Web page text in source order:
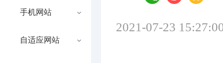
手机网站
自适应网站
2021-07-23